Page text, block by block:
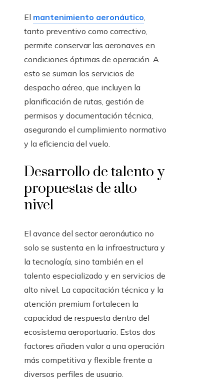
El mantenimiento aeronáutico,
tanto preventivo como correctivo,
permite conservar las aeronaves en
condiciones óptimas de operación. A
esto se suman los servicios de
despacho aéreo, que incluyen la
planificación de rutas, gestión de
permisos y documentación técnica,
asegurando el cumplimiento normativo
y la eficiencia del vuelo.
Desarrollo de talento y
propuestas de alto
nivel
El avance del sector aeronáutico no
solo se sustenta en la infraestructura y
la tecnología, sino también en el
talento especializado y en servicios de
alto nivel. La capacitación técnica y la
atención premium fortalecen la
capacidad de respuesta dentro del
ecosistema aeroportuario. Estos dos
factores añaden valor a una operación
más competitiva y flexible frente a
diversos perfiles de usuario.